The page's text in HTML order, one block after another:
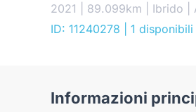
2021 | 89.099km | Ibrido |
ID: 11240278
| 1 disponibili
Informazioni